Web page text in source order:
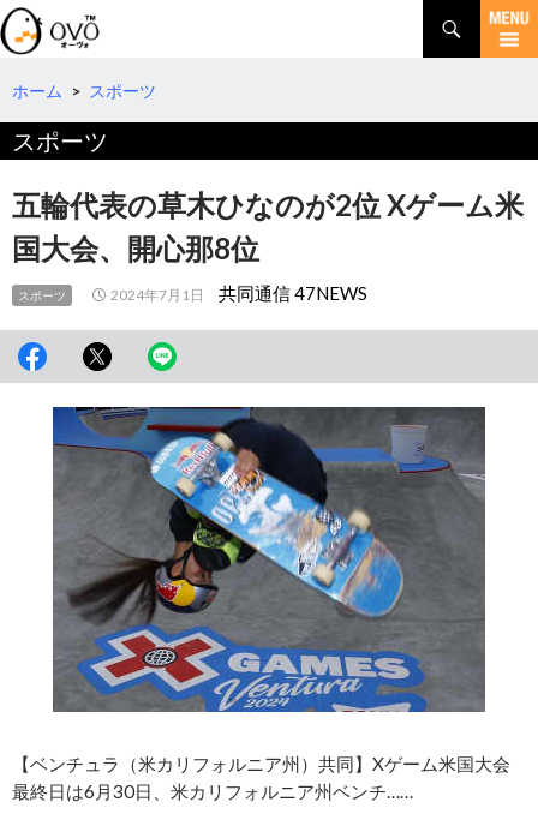
検
索
コ
テ
へ
移
動
ホーム > スポーツ
スポーツ
五輪代表の草木ひなのが2位 Xゲーム米
国大会、開心那8位
スポーツ 2024年7月1日 共同通信 47NEWS
【ベンチュラ（米カリフォルニア州）共同】Xゲーム米国大会
最終日は6月30日、米カリフォルニア州ベンチ……